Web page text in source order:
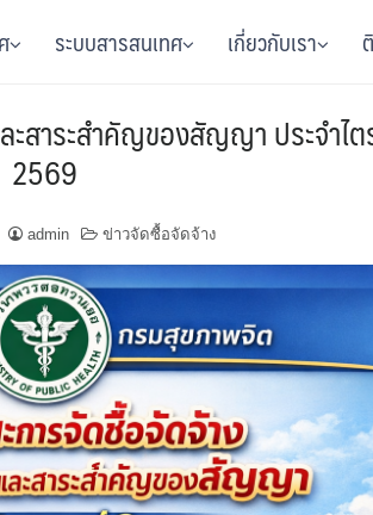
ระบบสารสนเทศ เกี่ยวกับเรา
ะสาระสำคัญของสัญญา ประจำ
2569
admin ข่าวจัดซื้อจัดจ้าง